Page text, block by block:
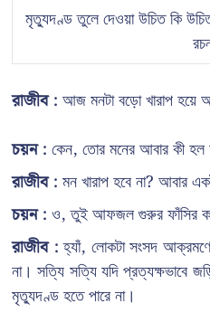
মৃত্যুদণ্ড তুলে দেওয়া উচিত কি
রাজীব : আজ মনটা বড়ো খারাপ হয়ে
চয়ন : কেন, তোর মনের আবার কী হল
রাজীব : মন খারাপ হবে না? আবার
চয়ন : ও, তুই আফজল গুরুর ফাঁসির
রাজীব :হ্যাঁ, লোকটা সংসদ
না। সত্যি সত্যি যদি প্রত্যক্ষভাবে
মৃত্যুদণ্ড হতে পারে না।